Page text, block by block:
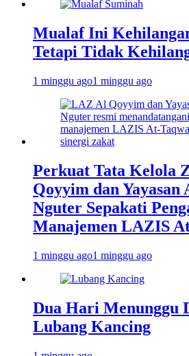
Mualaf Ini
Tetapi Tidak
1 minggu ago1 minggu ago
Perkuat Tata Kelola
Qoyyim dan Yayasan
Nguter Sepakati
Manajemen LAZIS
1 minggu ago1 minggu ago
Dua Hari Menunggu
Lubang Kancing